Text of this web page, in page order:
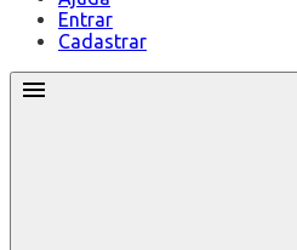
Entrar
Cadastrar